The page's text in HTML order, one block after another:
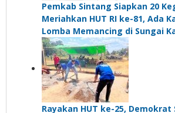
Pemkab Sintang Siapkan 20
Meriahkan HUT RI ke-81, Ada
Lomba Memancing di Sungai
Rayakan HUT ke-25, Demokrat